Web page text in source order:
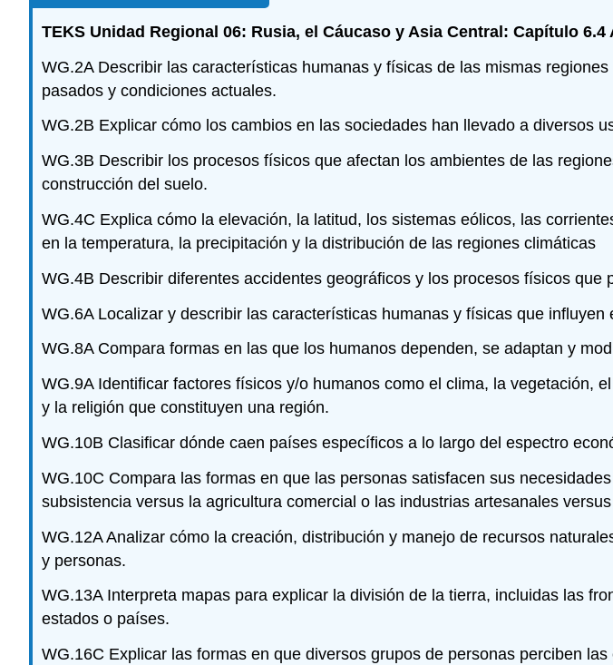
TEKS Unidad Regional 06: Rusia, el Cáucaso y Asia Central: Capítulo 6.4
WG.2A Describir las características humanas y físicas de las mismas
pasados y condiciones actuales.
WG.2B Explicar cómo los cambios en las sociedades han llevado a diversos
WG.3B Describir los procesos físicos que afectan los ambientes de las
construcción del suelo.
WG.4C Explica cómo la elevación, la latitud, los sistemas eólicos, las
en la temperatura, la precipitación y la distribución de las regiones climáticas
WG.4B Describir diferentes accidentes geográficos y los procesos físicos que
WG.6A Localizar y describir las características humanas y físicas que
WG.8A Compara formas en las que los humanos dependen, se adaptan y
WG.9A Identificar factores físicos y/o humanos como el clima, la vegetación,
y la religión que constituyen una región.
WG.10B Clasificar dónde caen países específicos a lo largo del espectro
WG.10C Compara las formas en que las personas satisfacen sus
subsistencia versus la agricultura comercial o las industrias artesanales
WG.12A Analizar cómo la creación, distribución y manejo de recursos
y personas.
WG.13A Interpreta mapas para explicar la división de la tierra, incluidas las
estados o países.
WG.16C Explicar las formas en que diversos grupos de personas perciben